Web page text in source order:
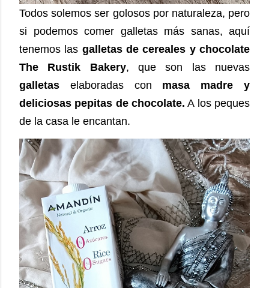
Todos solemos ser golosos por naturaleza, pero
si podemos comer galletas más sanas, aquí
tenemos las galletas de cereales y chocolate
The Rustik Bakery, que son las nuevas
galletas elaboradas con masa madre y
deliciosas pepitas de chocolate. A los peques
de la casa le encantan.